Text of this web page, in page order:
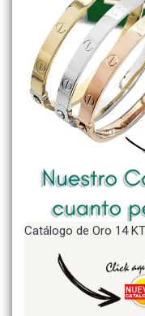
Catálogo de Oro 14